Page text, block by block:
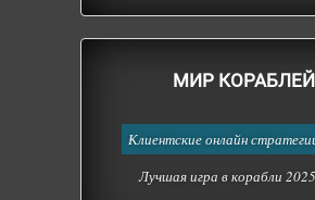
МИР КОРАБЛЕЙ
Клиентские онлайн
Лучшая игра в корабли